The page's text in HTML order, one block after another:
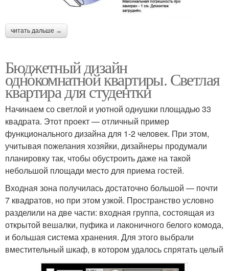
читать дальше →
Бюджетный дизайн
однокомнатной квартиры. Светлая
квартира для студентки
Начинаем со светлой и уютной однушки площадью 33
квадрата. Этот проект — отличный пример
функционального дизайна для 1-2 человек. При этом,
учитывая пожелания хозяйки, дизайнеры продумали
планировку так, чтобы обустроить даже на такой
небольшой площади место для приема гостей.
Входная зона получилась достаточно большой — почти
7 квадратов, но при этом узкой. Пространство условно
разделили на две части: входная группа, состоящая из
открытой вешалки, пуфика и лаконичного белого комода,
и большая система хранения. Для этого выбрали
вместительный шкаф, в котором удалось спрятать целый